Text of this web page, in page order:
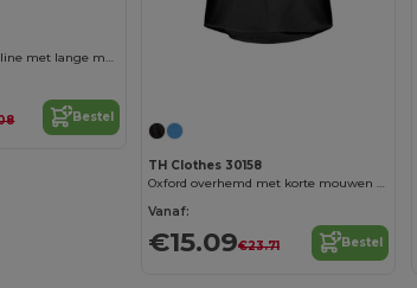
Herenhemd in popeline met lange mouwen
Bestel
TH Clothes 30158
Oxford overhemd met korte mouwen voor dames
Vanaf:
€15.09€23.71 Bestel